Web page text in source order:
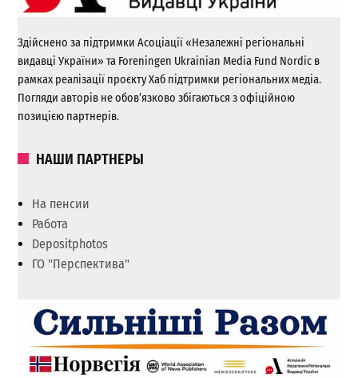
Здійснено за підтримки Асоціації «Незалежні регіональні
видавці України» та Foreningen Ukrainian Media Fund Nordic в
рамках реалізації проєкту Хаб підтримки регіональних медіа.
Погляди авторів не обов’язково збігаються з офіційною
позицією партнерів.
НАШИ ПАРТНЕРЫ
На пенсии
Работа
Depositphotos
ГО "Перспектива"